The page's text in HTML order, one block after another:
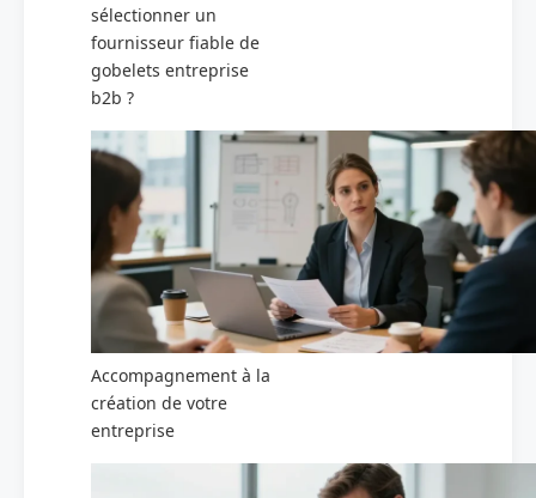
sélectionner un
fournisseur fiable de
gobelets entreprise
b2b ?
Accompagnement à la
création de votre
entreprise